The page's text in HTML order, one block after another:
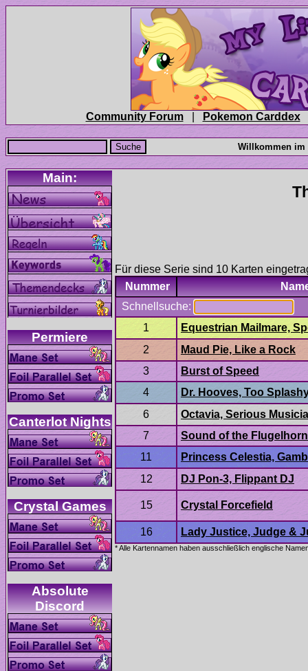
|
Absolute
Für diese Serie sind 10 Karten
Nummer
Schnellsuche: